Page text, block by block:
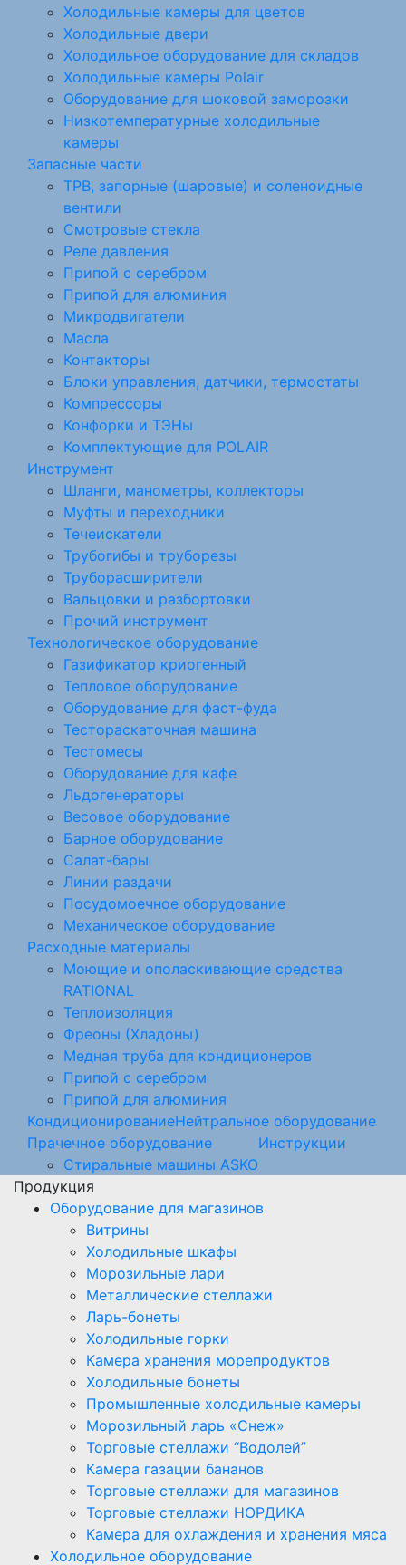
Холодильные камеры для цветов
Холодильные двери
Холодильное оборудование для складов
Холодильные камеры Polair
Оборудование для шоковой заморозки
Низкотемпературные холодильные
камеры
Запасные части
ТРВ, запорные (шаровые) и соленоидные
вентили
Смотровые стекла
Реле давления
Припой с серебром
Припой для алюминия
Микродвигатели
Масла
Контакторы
Блоки управления, датчики, термостаты
Компрессоры
Конфорки и ТЭНы
Комплектующие для POLAIR
Инструмент
Шланги, манометры, коллекторы
Муфты и переходники
Течеискатели
Трубогибы и труборезы
Труборасширители
Вальцовки и разбортовки
Прочий инструмент
Технологическое оборудование
Газификатор криогенный
Тепловое оборудование
Оборудование для фаст-фуда
Тестораскаточная машина
Тестомесы
Оборудование для кафе
Льдогенераторы
Весовое оборудование
Барное оборудование
Салат-бары
Линии раздачи
Посудомоечное оборудование
Механическое оборудование
Расходные материалы
Моющие и ополаскивающие средства
RATIONAL
Теплоизоляция
Фреоны (Хладоны)
Медная труба для кондиционеров
Припой с серебром
Припой для алюминия
КондиционированиеНейтральное оборудование
Прачечное оборудование
Стиральные машины ASKO
Инструкции
Продукция
Оборудование для магазинов
Витрины
Холодильные шкафы
Морозильные лари
Металлические стеллажи
Ларь-бонеты
Холодильные горки
Камера хранения морепродуктов
Холодильные бонеты
Промышленные холодильные камеры
Морозильный ларь «Снеж»
Торговые стеллажи “Водолей”
Камера газации бананов
Торговые стеллажи для магазинов
Торговые стеллажи НОРДИКА
Камера для охлаждения и хранения мяса
Холодильное оборудование